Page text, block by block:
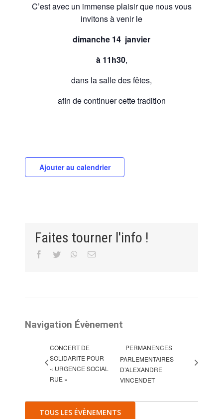
C’est avec un immense plaisir que nous vous
invitons à venir le
dimanche 14 janvier
à 11h30,
dans la salle des fêtes,
afin de continuer cette tradition
Ajouter au calendrier
Faites tourner l'info !
Facebook
Twitter WhatsApp
Email
Navigation Évènement
CONCERT DE
SOLIDARITE POUR
« URGENCE SOCIAL
RUE »
PERMANENCES
PARLEMENTAIRES
D’ALEXANDRE
VINCENDET
TOUS LES ÉVÈNEMENTS